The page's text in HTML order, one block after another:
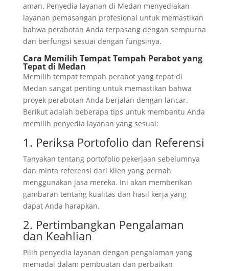
aman. Penyedia layanan di Medan menyediakan
layanan pemasangan profesional untuk memastikan
bahwa perabotan Anda terpasang dengan sempurna
dan berfungsi sesuai dengan fungsinya.
Cara Memilih Tempat Tempah Perabot yang
Tepat di Medan
Memilih tempat tempah perabot yang tepat di
Medan sangat penting untuk memastikan bahwa
proyek perabotan Anda berjalan dengan lancar.
Berikut adalah beberapa tips untuk membantu Anda
memilih penyedia layanan yang sesuai:
1. Periksa Portofolio dan Referensi
Tanyakan tentang portofolio pekerjaan sebelumnya
dan minta referensi dari klien yang pernah
menggunakan jasa mereka. Ini akan memberikan
gambaran tentang kualitas dan hasil kerja yang
dapat Anda harapkan.
2. Pertimbangkan Pengalaman
dan Keahlian
Pilih penyedia layanan dengan pengalaman yang
memadai dalam pembuatan dan perbaikan